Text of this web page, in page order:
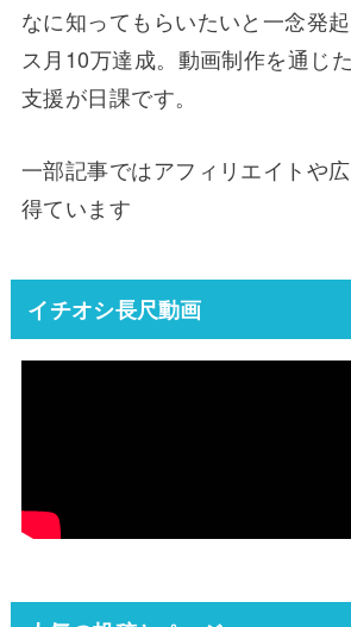
なに知ってもらいたいと一念発
ス月10万達成。動画制作を通じ
支援が日課です。
一部記事ではアフィリエイトや
得ています
イチオシ長尺動画